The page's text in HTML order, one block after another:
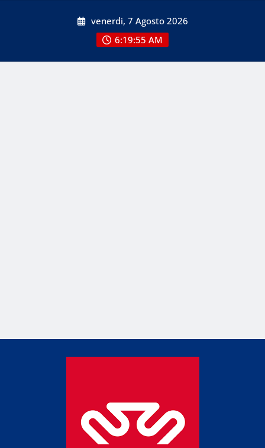
venerdì, 7 Agosto 2026
6:19:57 AM